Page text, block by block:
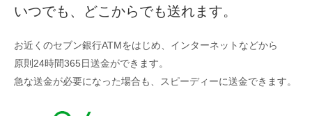
いつでも、どこからでも送れます。
お近くのセブン銀行ATMをはじめ、インターネットなどから
原則24時間365日送金ができます。
急な送金が必要になった場合も、スピーディーに送金できます。